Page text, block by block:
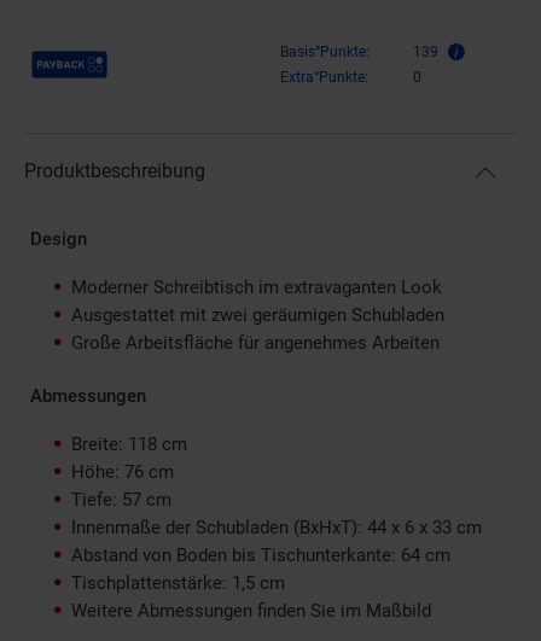
Payback Punkte Basis°Punkte:
139
Extra°Punkte:
0
Produktbeschreibung
Design
Moderner Schreibtisch im extravaganten Look
Ausgestattet mit zwei geräumigen Schubladen
Große Arbeitsfläche für angenehmes Arbeiten
Abmessungen
Breite: 118 cm
Höhe: 76 cm
Tiefe: 57 cm
Innenmaße der Schubladen (BxHxT): 44 x 6 x 33 cm
Abstand von Boden bis Tischunterkante: 64 cm
Tischplattenstärke: 1,5 cm
Weitere Abmessungen finden Sie im Maßbild